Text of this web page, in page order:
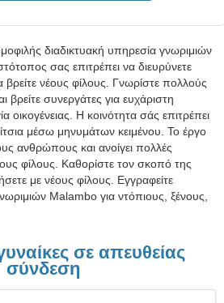
διαδικτυακή υπηρεσία γνωριμιών
σας επιτρέπει να διευρύνετε
βρείτε νέους φίλους. Γνωρίστε πολλούς
βρείτε συνεργάτες για ευχάριστη
οικογένειας. Η κοινότητα σάς επιτρέπει
μέσω μηνυμάτων κειμένου. Το έργο
ανθρώπους και ανοίγει πολλές
φίλους. Καθορίστε τον σκοπό της
με νέους φίλους. Εγγραφείτε
Malambo για ντόπιους, ξένους,
σε απευθείας
σύνδεση